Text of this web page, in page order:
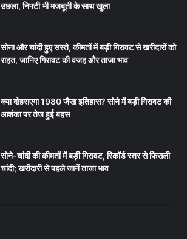
उछला, निफ्टी भी मजबूती के साथ खुला
सोना और चांदी हुए सस्ते, कीमतों में बड़ी गिरावट से खरीदारों को
राहत, जानिए गिरावट की वजह और ताजा भाव
क्या दोहराएगा 1980 जैसा इतिहास? सोने में बड़ी गिरावट की
आशंका पर तेज हुई बहस
सोने-चांदी की कीमतों में बड़ी गिरावट, रिकॉर्ड स्तर से फिसली
चांदी; खरीदारी से पहले जानें ताजा भाव